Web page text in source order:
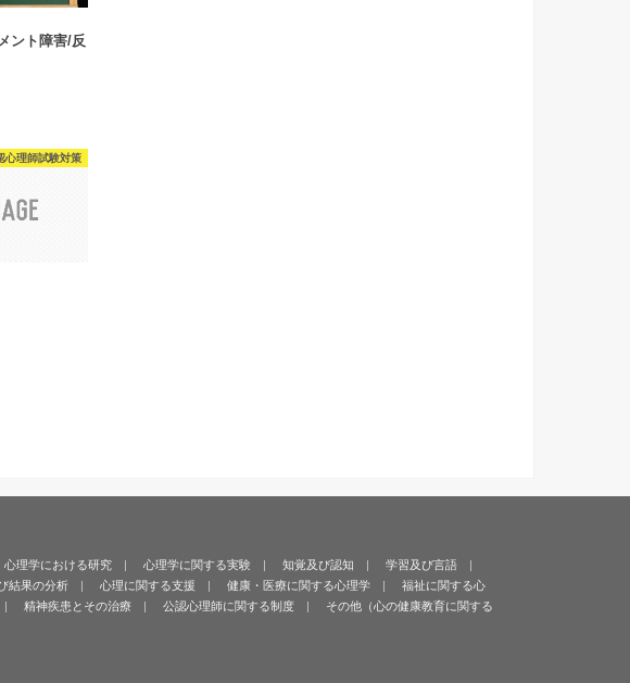
ント障害/反
心理師試験対策
心理学における研究 心理学に関する実験 知覚及び認知
学習及び言語
結果の分析 心理に関する支援 健康・医療に関する心理学
福祉に関する心
精神疾患とその治療 公認心理師に関する制度
その他（心の健康教育に関する